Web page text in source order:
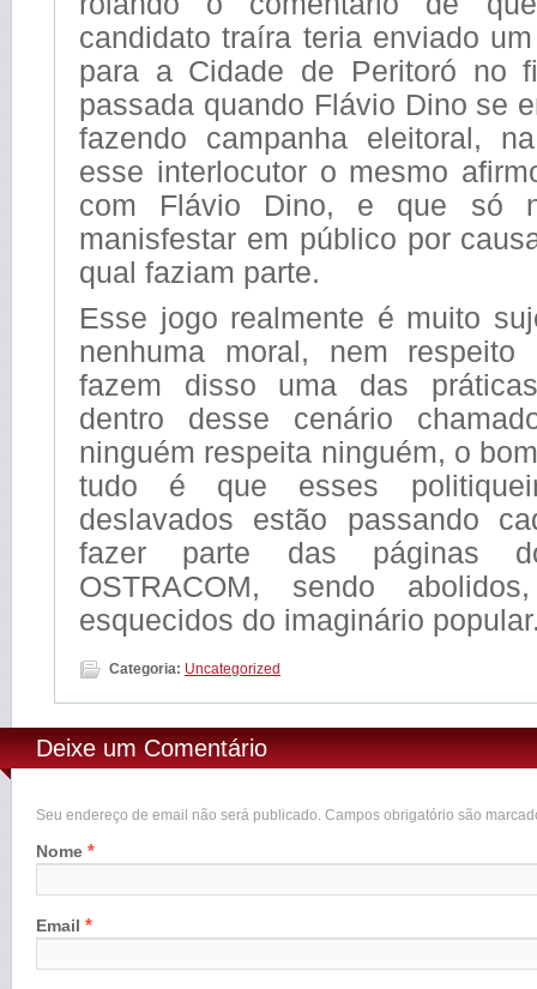
candidato traíra teria enviado
para a Cidade de Peritoró no
passada quando Flávio Dino se
fazendo campanha eleitoral,
esse interlocutor o mesmo
com Flávio Dino, e que só
manisfestar em público por
qual faziam parte.
Esse jogo realmente é muito
nenhuma moral, nem respeito
fazem disso uma das
dentro desse cenário
ninguém respeita ninguém, o
tudo é que esses
deslavados estão passando
fazer parte das páginas
OSTRACOM, sendo
esquecidos do imaginário
Categoria: Uncategorized
Deixe um Comentário
Seu endereço de email não será publicado. Campos obrigatório são
Nome *
Email *